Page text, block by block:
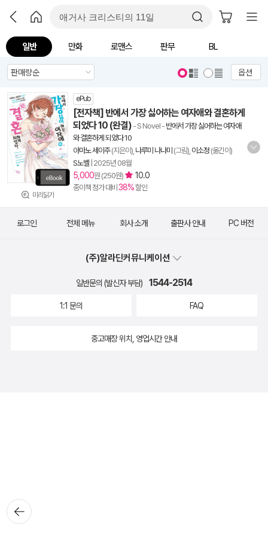
일반 만화 로맨스 판무 BL
옵션
미리읽기
ePub
[전자책] 반에서 가장 싫어하는 여자애와 결혼하게
되었다 10 (완결) - S Novel - 반에서 가장 싫어하는 여자애
와 결혼하게 되었다 10
아마노 세이주(지은이), 나루미 나나미 (그림), 이소정 (옮긴이)
S노벨 2025년 08월
5,000원 (250원) 10.0
종이책 정가 대비 38%할인
뒤로가
기
로그인 전체 메뉴 회사 소개 출판사 안내 PC 버전
(주)알라딘커뮤니케이션
일반문의 (발신자 부담) 1544-2514
1:1 문의 FAQ
중고매장 위치, 영업시간 안내